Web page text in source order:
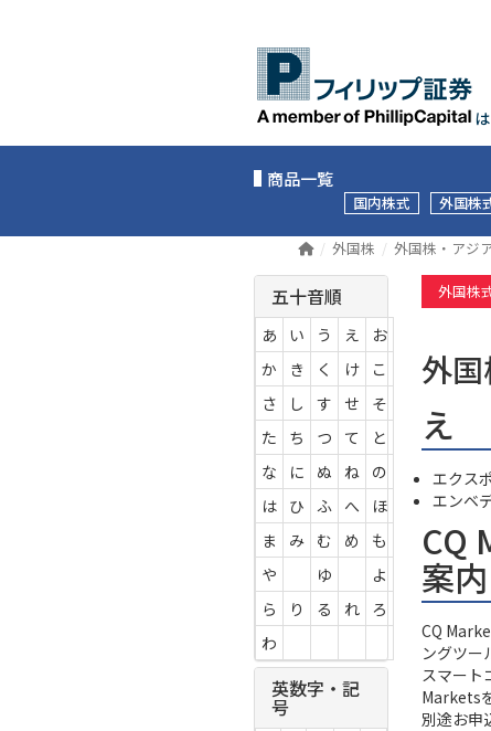
商品一覧
国内株式 外国株
外国株 外国株・アジ
外国株
外国
え
エクス
エンベ
CQ
案内
CQ
ングツー
スマート
Markets
別途お申
五十音順
あ い う え
お
か
き く け
こ
さ
し す せ
そ
た
ち つ て
と
な
に ぬ ね
の
は
ひ ふ へ
ほ
ま
み む め
も
や
ゆ
よ
ら
り る れ
ろ
わ
英数字・記
号